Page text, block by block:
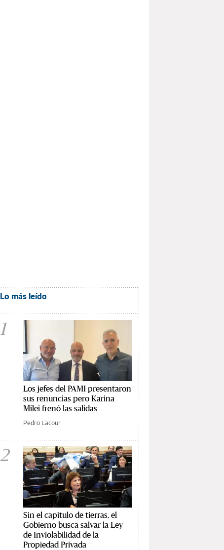
Lo más leído
1
Los jefes del PAMI presentaron
sus renuncias pero Karina
Milei frenó las salidas
Pedro Lacour
2
Sin el capítulo de tierras, el
Gobierno busca salvar la Ley
de Inviolabilidad de la
Propiedad Privada